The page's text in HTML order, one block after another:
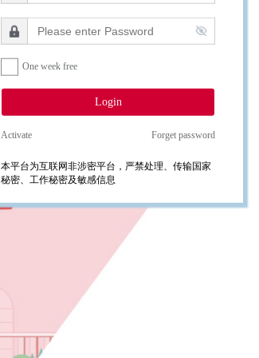
One week free
Login
Activate Forget password
本平台为互联网非涉密平台，严禁处理、传输国家
秘密、工作秘密及敏感信息